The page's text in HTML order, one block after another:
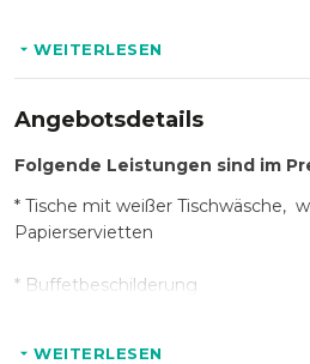
Wasser, Softdrinks
WEITERLESEN
Angebotsdetails
Folgende Leistungen sind im
* Tische mit weißer Tischwäsche,
Papierservietten
* Buffetbeschilderung
WEITERLESEN